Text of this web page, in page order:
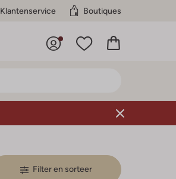
Klantenservice Boutiques
Filter en sorteer